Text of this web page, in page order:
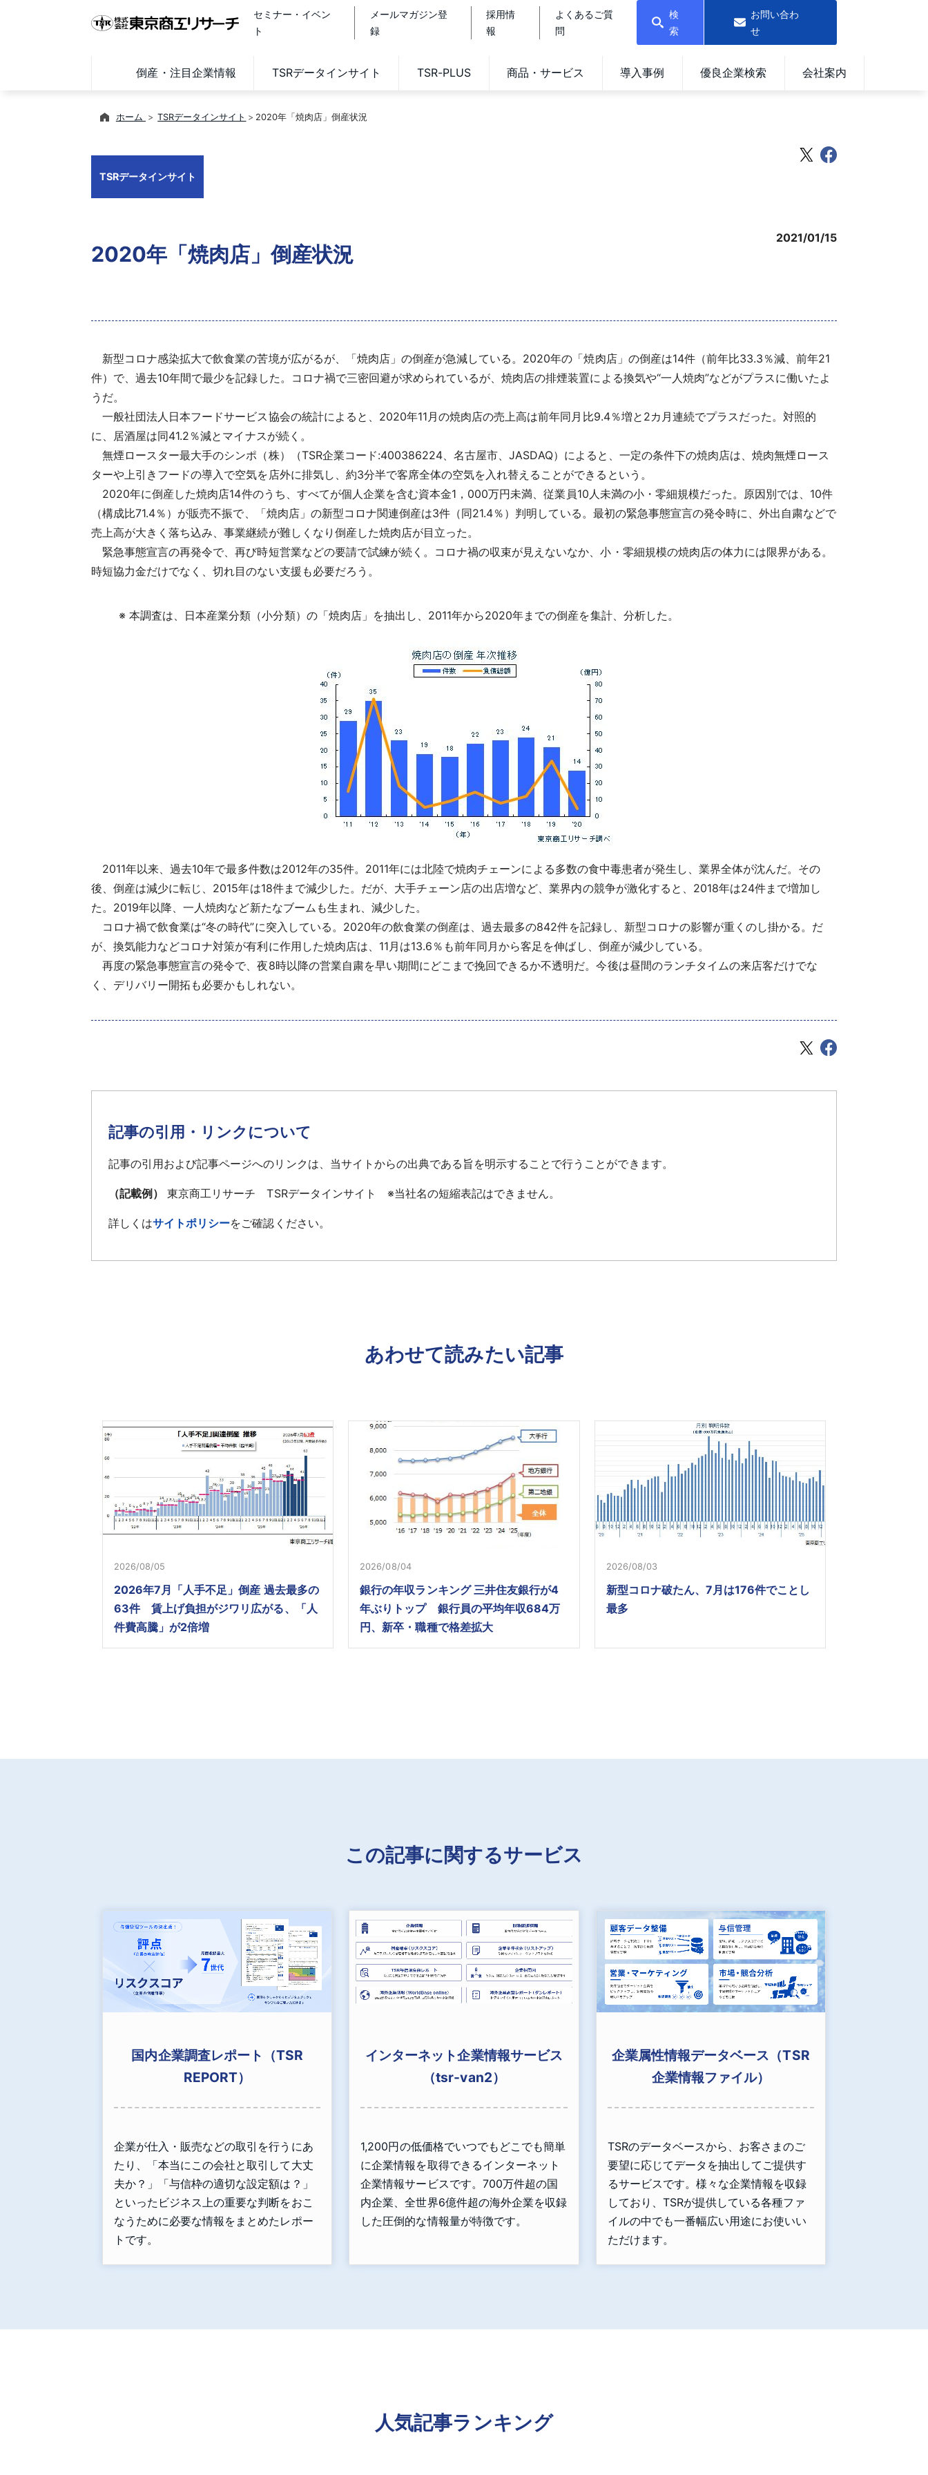
セミナー・イベン
ト
メールマガジン登
録
採用情
報
よくあるご質
問
検
索
お問い合わ
せ
倒産・注目企業情報 TSRデータインサイト TSR-PLUS 商品・サービス 導入事例 優良企業検索 会社案内
ホーム TSRデータインサイト 2020年「焼肉店」倒産状況
TSRデータインサイト
2020年「焼肉店」倒産状況
2021/01/15
新型コロナ感染拡大で飲食業の苦境が広がるが、「焼肉店」の倒産が急減している。2020年の「焼肉店」の倒産は14件（前年比33.3％減、前年21
件）で、過去10年間で最少を記録した。コロナ禍で三密回避が求められているが、焼肉店の排煙装置による換気や“一人焼肉”などがプラスに働いたよ
うだ。
一般社団法人日本フードサービス協会の統計によると、2020年11月の焼肉店の売上高は前年同月比9.4％増と2カ月連続でプラスだった。対照的
に、居酒屋は同41.2％減とマイナスが続く。
無煙ロースター最大手のシンポ（株）（TSR企業コード:400386224、名古屋市、JASDAQ）によると、一定の条件下の焼肉店は、焼肉無煙ロース
ターや上引きフードの導入で空気を店外に排気し、約3分半で客席全体の空気を入れ替えることができるという。
2020年に倒産した焼肉店14件のうち、すべてが個人企業を含む資本金1，000万円未満、従業員10人未満の小・零細規模だった。原因別では、10件
（構成比71.4％）が販売不振で、「焼肉店」の新型コロナ関連倒産は3件（同21.4％）判明している。最初の緊急事態宣言の発令時に、外出自粛などで
売上高が大きく落ち込み、事業継続が難しくなり倒産した焼肉店が目立った。
緊急事態宣言の再発令で、再び時短営業などの要請で試練が続く。コロナ禍の収束が見えないなか、小・零細規模の焼肉店の体力には限界がある。
時短協力金だけでなく、切れ目のない支援も必要だろう。
※ 本調査は、日本産業分類（小分類）の「焼肉店」を抽出し、2011年から2020年までの倒産を集計、分析した。
2011年以来、過去10年で最多件数は2012年の35件。2011年には北陸で焼肉チェーンによる多数の食中毒患者が発生し、業界全体が沈んだ。その
後、倒産は減少に転じ、2015年は18件まで減少した。だが、大手チェーン店の出店増など、業界内の競争が激化すると、2018年は24件まで増加し
た。2019年以降、一人焼肉など新たなブームも生まれ、減少した。
コロナ禍で飲食業は“冬の時代”に突入している。2020年の飲食業の倒産は、過去最多の842件を記録し、新型コロナの影響が重くのし掛かる。だ
が、換気能力などコロナ対策が有利に作用した焼肉店は、11月は13.6％も前年同月から客足を伸ばし、倒産が減少している。
再度の緊急事態宣言の発令で、夜8時以降の営業自粛を早い期間にどこまで挽回できるか不透明だ。今後は昼間のランチタイムの来店客だけでな
く、デリバリー開拓も必要かもしれない。
記事の引用・リンクについて
記事の引用および記事ページへのリンクは、当サイトからの出典である旨を明示することで行うことができます。
（記載例） 東京商工リサーチ TSRデータインサイト ※当社名の短縮表記はできません。
詳しくはサイトポリシーをご確認ください。
あわせて読みたい記事
2026/08/05
2026年7月「人手不足」倒産 過去最多の
63件 賃上げ負担がジワリ広がる、「人
件費高騰」が2倍増
2026/08/04
銀行の年収ランキング 三井住友銀行が4
年ぶりトップ 銀行員の平均年収684万
円、新卒・職種で格差拡大
2026/08/03
新型コロナ破たん、7月は176件でことし
最多
この記事に関するサービス
国内企業調査レポート（TSR
REPORT）
企業が仕入・販売などの取引を行うにあ
たり、「本当にこの会社と取引して大丈
夫か？」「与信枠の適切な設定額は？」
といったビジネス上の重要な判断をおこ
なうために必要な情報をまとめたレポー
トです。
インターネット企業情報サービス
（tsr-van2）
1,200円の低価格でいつでもどこでも簡単
に企業情報を取得できるインターネット
企業情報サービスです。700万件超の国
内企業、全世界6億件超の海外企業を収録
した圧倒的な情報量が特徴です。
企業属性情報データベース（TSR
企業情報ファイル）
TSRのデータベースから、お客さまのご
要望に応じてデータを抽出してご提供す
るサービスです。様々な企業情報を収録
しており、TSRが提供している各種ファ
イルの中でも一番幅広い用途にお使いい
ただけます。
人気記事ランキング